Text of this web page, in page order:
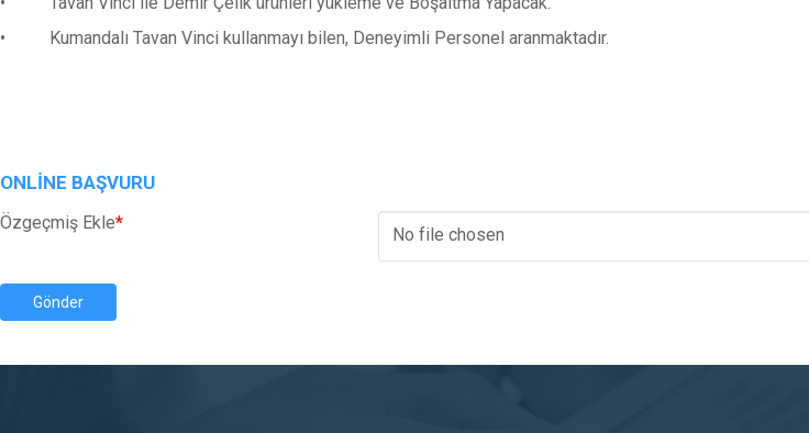
• Kumandalı Tavan Vinci kullanmayı bilen, Deneyimli Personel aranmaktadır.
ONLINE BAŞVURU
Özgeçmiş Ekle*
No file chosen
Gönder